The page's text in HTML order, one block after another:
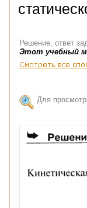
Решение, ответ
Этот учебный
Для